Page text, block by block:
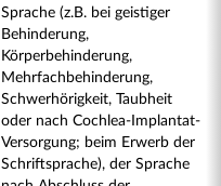
Sprache (z.B. bei geistiger
Behinderung,
Körperbehinderung,
Mehrfachbehinderung,
Schwerhörigkeit, Taubheit
oder nach Cochlea-Implantat-
Versorgung; beim Erwerb der
Schriftsprache), der Sprache